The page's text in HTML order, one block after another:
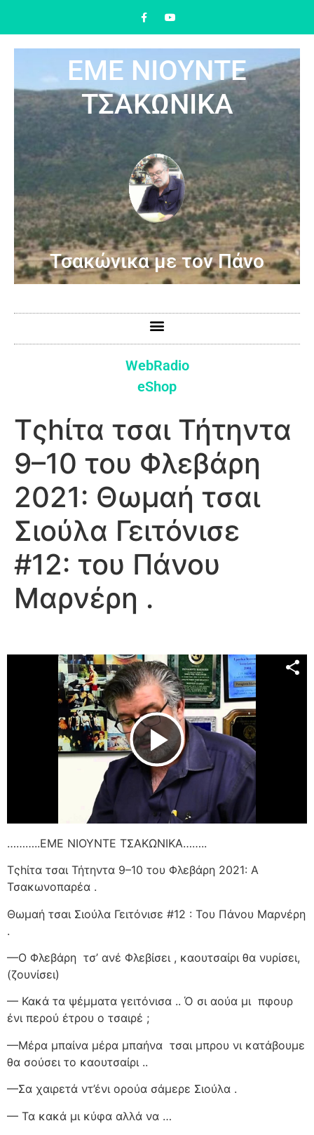
ΕΜΕ ΝΙΟΥΝΤΕ
ΤΣΑΚΩΝΙΚΑ
Τσακώνικα με τον Πάνο
WebRadio
eShop
Τςhίτα τσαι Τήτηντα
9–10 του Φλεβάρη
2021: Θωμαή τσαι
Σιούλα Γειτόνισε
#12: του Πάνου
Μαρνέρη .
Play Video
………..ΕΜΕ ΝΙΟΥΝΤΕ ΤΣΑΚΩΝΙΚΑ……..
Τςhίτα τσαι Τήτηντα 9–10 του Φλεβάρη 2021: Α
Τσακωνοπαρέα .
Θωμαή τσαι Σιούλα Γειτόνισε #12 : Του Πάνου Μαρνέρη
.
—Ο Φλεβάρη τσ’ ανέ Φλεβίσει , καουτσαίρι θα νυρίσει,
(ζουνίσει)
— Κακά τα ψέμματα γειτόνισα .. Ό σι αούα μι πφουρ
ένι περού έτρου ο τσαιρέ ;
—Μέρα μπαίνα μέρα μπαήνα τσαι μπρου νι κατάβουμε
θα σούσει το καουτσαίρι ..
—Σα χαιρετά ντ’ένι ορούα σάμερε Σιούλα .
— Τα κακά μι κύφα αλλά να …